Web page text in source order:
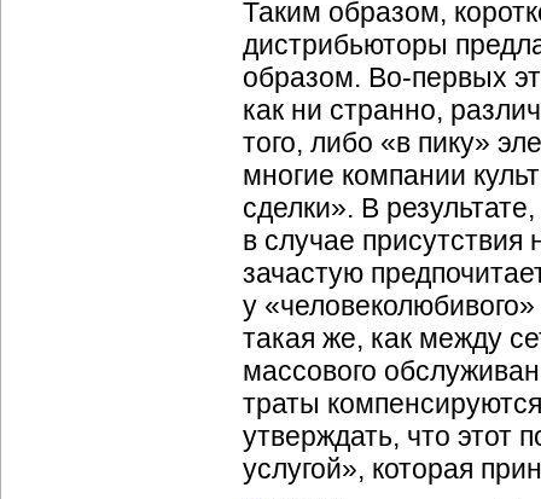
Таким образом,
дистрибьюторы
образом. Во-первых
как ни странно,
того, либо «в пику»
многие компании
сделки». В
в случае
зачастую
у
такая же, как между
массового
траты
утверждать, что этот
услугой», которая